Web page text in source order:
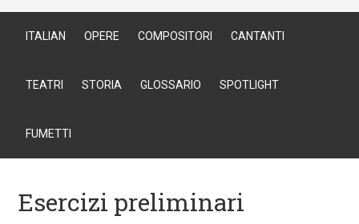
ITALIAN OPERE COMPOSITORI CANTANTI
TEATRI STORIA GLOSSARIO SPOTLIGHT
FUMETTI
Esercizi preliminari